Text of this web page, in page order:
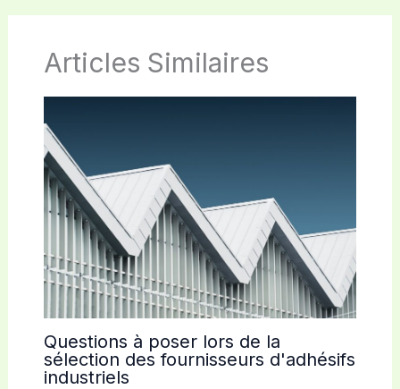
Articles Similaires
Questions à poser lors de la
sélection des fournisseurs d'adhésifs
industriels